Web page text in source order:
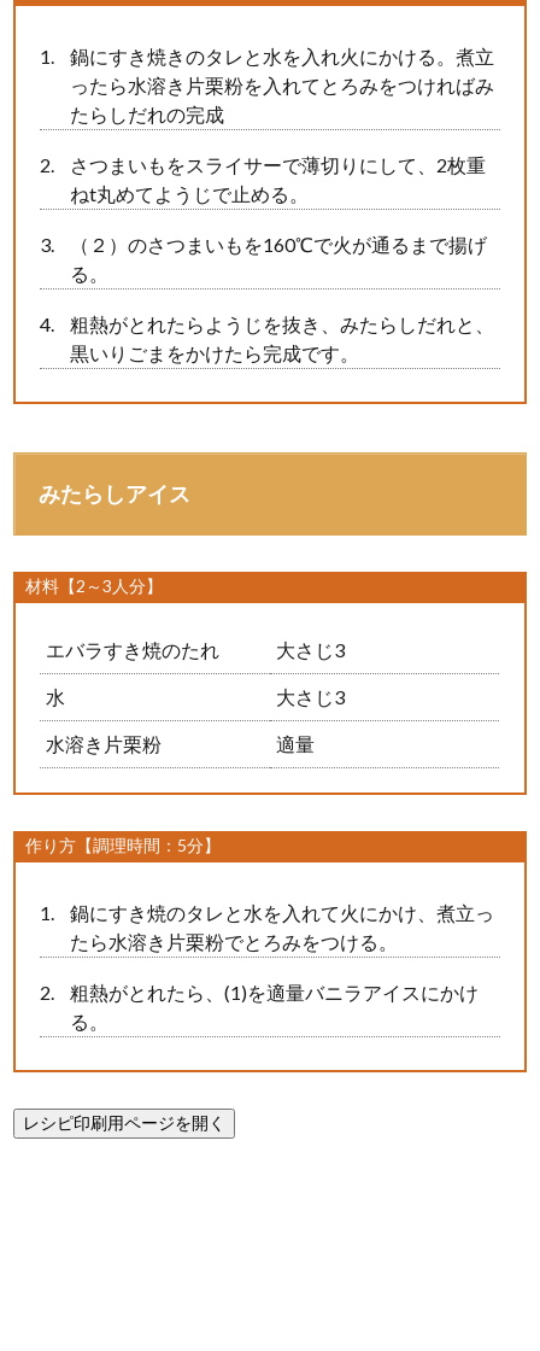
鍋にすき焼きのタレと水を入れ火にかける。煮立
ったら水溶き片栗粉を入れてとろみをつければみ
たらしだれの完成
さつまいもをスライサーで薄切りにして、2枚重
ねt丸めてようじで止める。
（２）のさつまいもを160℃で火が通るまで揚げ
る。
粗熱がとれたらようじを抜き、みたらしだれと、
黒いりごまをかけたら完成です。
みたらしアイス
材料【2～3人分】
エバラすき焼のたれ 大さじ3
水 大さじ3
水溶き片栗粉 適量
作り方【調理時間：5分】
鍋にすき焼のタレと水を入れて火にかけ、煮立っ
たら水溶き片栗粉でとろみをつける。
粗熱がとれたら、(1)を適量バニラアイスにかけ
る。